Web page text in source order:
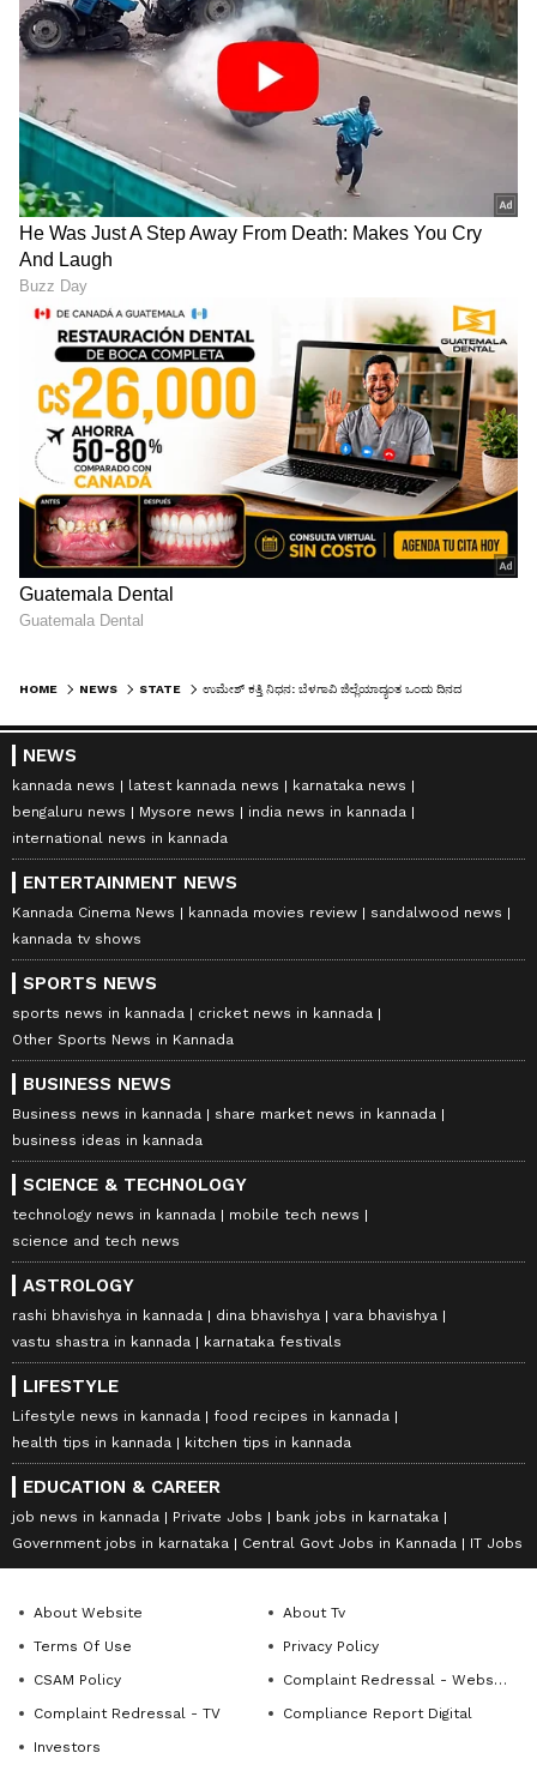
HOME NEWS STATE
NEWS
kannada news latest kannada news
karnataka news
bengaluru news
Mysore news
india news in kannada
international news in kannada
ENTERTAINMENT NEWS
Kannada Cinema News kannada movies review
sandalwood news
kannada tv shows
SPORTS NEWS
sports news in kannada
cricket news in kannada
Other Sports News in Kannada
BUSINESS NEWS
Business news in kannada
share market news in kannada
business ideas in kannada
SCIENCE & TECHNOLOGY
technology news in kannada
mobile tech news
science and tech news
ASTROLOGY
rashi bhavishya in kannada dina bhavishya
vara bhavishya
vastu shastra in kannada
karnataka festivals
LIFESTYLE
Lifestyle news in kannada
food recipes in kannada
health tips in kannada
kitchen tips in kannada
EDUCATION & CAREER
job news in kannada Private Jobs
bank jobs in karnataka
Government jobs in karnataka
Central Govt Jobs in Kannada IT Jobs
About Website
About Tv
Terms Of Use
Privacy Policy
CSAM Policy
Complaint Redressal - Website
Complaint Redressal - TV
Compliance Report Digital
Investors